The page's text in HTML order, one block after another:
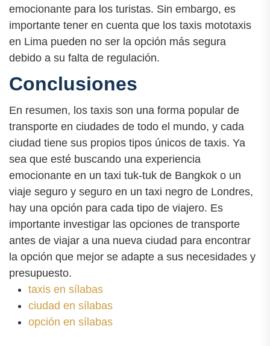
emocionante para los turistas. Sin embargo, es
importante tener en cuenta que los taxis mototaxis
en Lima pueden no ser la opción más segura
debido a su falta de regulación.
Conclusiones
En resumen, los taxis son una forma popular de
transporte en ciudades de todo el mundo, y cada
ciudad tiene sus propios tipos únicos de taxis. Ya
sea que esté buscando una experiencia
emocionante en un taxi tuk-tuk de Bangkok o un
viaje seguro y seguro en un taxi negro de Londres,
hay una opción para cada tipo de viajero. Es
importante investigar las opciones de transporte
antes de viajar a una nueva ciudad para encontrar
la opción que mejor se adapte a sus necesidades y
presupuesto.
taxis en sílabas
ciudad en sílabas
opción en sílabas